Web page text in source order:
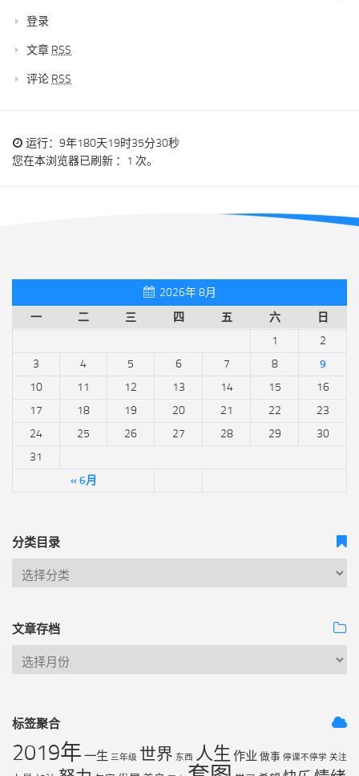
登录
文章 RSS
评论 RSS
运行：9年180天19时35分30秒
您在本浏览器已刷新 ：1 次。
2026年 8月
一
二 三 四 五 六 日
« 6月
1
2
3
4 5 6 7 8
9
10
11 12 13 14 15
16
17
18 19 20 21 22
23
24
25 26 27 28 29
30
31
分类目录
文章存档
标签聚合
2019年 一生 三年级 世界 东西 人生 作业 做事 停课不停学 关注